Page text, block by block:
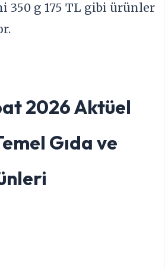
350 g 175 TL gibi ürünler
2026 Aktüel
Gıda ve